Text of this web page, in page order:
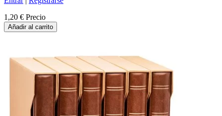
1,20 € Precio
Añadir al carrito